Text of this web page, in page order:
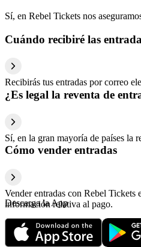
Sí, en Rebel Tickets nos
Cuándo recibiré las
Recibirás tus entradas por correo
¿Es legal la reventa de
Sí, en la gran mayoría de países la
Cómo vender entradas
Vender entradas con Rebel Tickets
información relativa al pago.
Descarga la App